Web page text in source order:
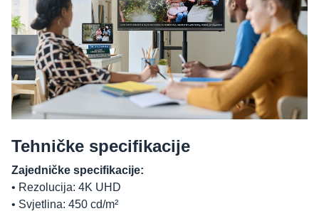
Tehničke specifikacije
Zajedničke specifikacije:
• Rezolucija: 4K UHD
• Svjetlina: 450 cd/m²